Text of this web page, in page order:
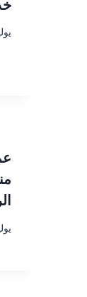
يوليو
يوليو